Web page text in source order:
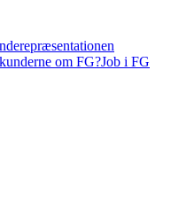
om FG?Job i FG